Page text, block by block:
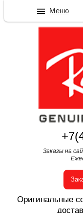
Заказы на
Оригинальные
Меню